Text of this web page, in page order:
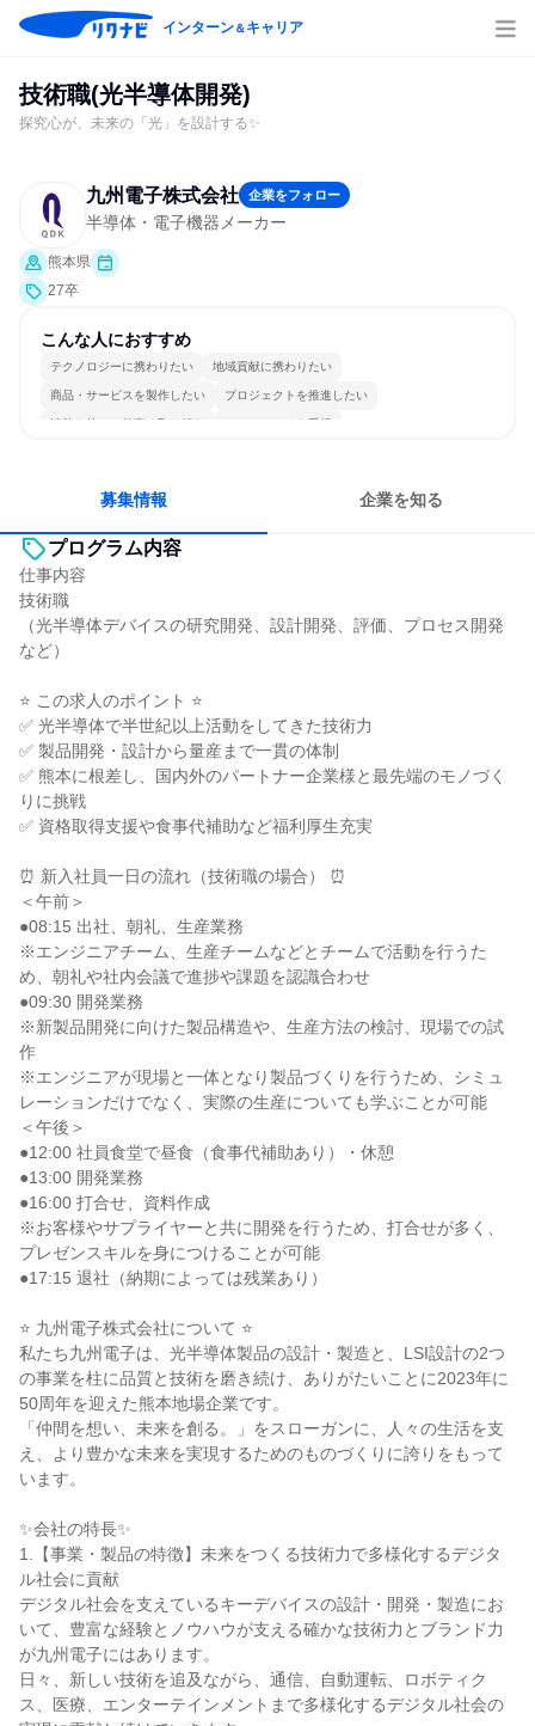
インターン＆キャリア
技術職(光半導体開発)
探究心が、未来の「光」を設計する✨
九州電子株式会社 企業をフォロー
半導体・電子機器メーカー
熊本県
27卒
こんな人におすすめ
テクノロジーに携わりたい 地域貢献に携わりたい
商品・サービスを製作したい プロジェクトを推進したい
情熱を持って仕事に取り組む チームワークを重視
募集情報 企業を知る
プログラム内容
仕事内容
技術職
（光半導体デバイスの研究開発、設計開発、評価、プロセス開発
など）
⭐ この求人のポイント ⭐
✅ 光半導体で半世紀以上活動をしてきた技術力
✅ 製品開発・設計から量産まで一貫の体制
✅ 熊本に根差し、国内外のパートナー企業様と最先端のモノづく
りに挑戦
✅ 資格取得支援や食事代補助など福利厚生充実
⏰ 新入社員一日の流れ（技術職の場合） ⏰
＜午前＞
●08:15 出社、朝礼、生産業務
※エンジニアチーム、生産チームなどとチームで活動を行うた
め、朝礼や社内会議で進捗や課題を認識合わせ
●09:30 開発業務
※新製品開発に向けた製品構造や、生産方法の検討、現場での試
作
※エンジニアが現場と一体となり製品づくりを行うため、シミュ
レーションだけでなく、実際の生産についても学ぶことが可能
＜午後＞
●12:00 社員食堂で昼食（食事代補助あり）・休憩
●13:00 開発業務
●16:00 打合せ、資料作成
※お客様やサプライヤーと共に開発を行うため、打合せが多く、
プレゼンスキルを身につけることが可能
●17:15 退社（納期によっては残業あり）
⭐ 九州電子株式会社について ⭐
私たち九州電子は、光半導体製品の設計・製造と、LSI設計の2つ
の事業を柱に品質と技術を磨き続け、ありがたいことに2023年に
50周年を迎えた熊本地場企業です。
「仲間を想い、未来を創る。」をスローガンに、人々の生活を支
え、より豊かな未来を実現するためのものづくりに誇りをもって
います。
✨会社の特長✨
1.【事業・製品の特徴】未来をつくる技術力で多様化するデジタ
ル社会に貢献
デジタル社会を支えているキーデバイスの設計・開発・製造にお
いて、豊富な経験とノウハウが支える確かな技術力とブランド力
が九州電子にはあります。
日々、新しい技術を追及ながら、通信、自動運転、ロボティク
ス、医療、エンターテインメントまで多様化するデジタル社会の